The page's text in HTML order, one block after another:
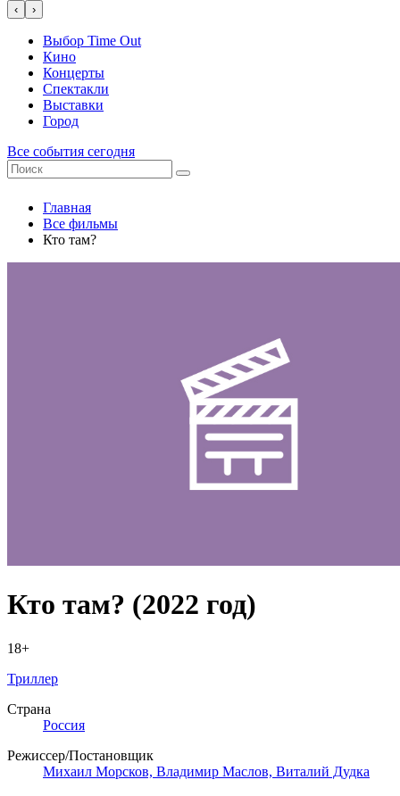
‹ ›
Выбор Time Out
Кино
Концерты
Спектакли
Выставки
Город
Все события сегодня
Главная
Все фильмы
Кто там?
Кто там? (2022 год)
18+
Триллер
Страна
Россия
Режиссер/Постановщик
Михаил Морсков, Владимир Маслов, Виталий Дудка